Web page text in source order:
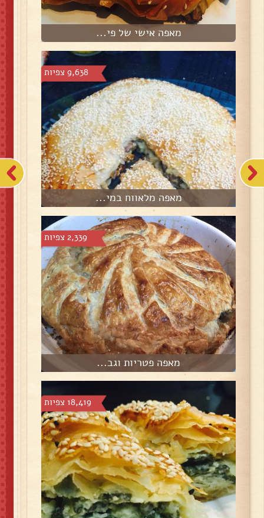
מאפה אישי של פי...
9,638 צפיות
מאפה מלאווח במי...
2,339 צפיות
מאפה פטריות וגב...
18,419 צפיות